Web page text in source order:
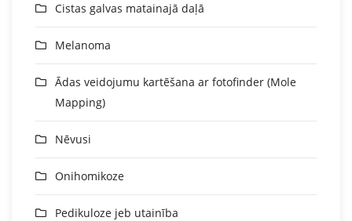
Cistas galvas matainajā daļā
Melanoma
Ādas veidojumu kartēšana ar fotofinder (Mole
Mapping)
Nēvusi
Onihomikoze
Pedikuloze jeb utainība